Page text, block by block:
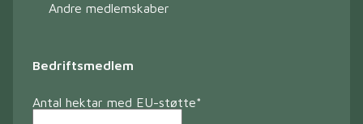
Andre medlemskaber
Bedriftsmedlem
Antal hektar med EU-støtte*